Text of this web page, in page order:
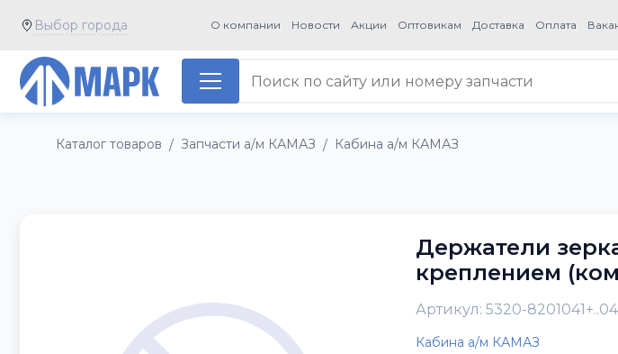
Выбор города О компании Новости Акции Оптовикам Доставка Оплата
Каталог товаров / Запчасти а/м КАМАЗ / Кабина а/м КАМАЗ
Держатели
креплением
Артикул: 5320-
Кабина а/м КАМАЗ